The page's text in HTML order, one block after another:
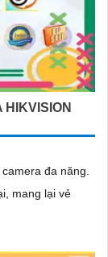
HIKVISION
đa năng.
mang lại vẻ